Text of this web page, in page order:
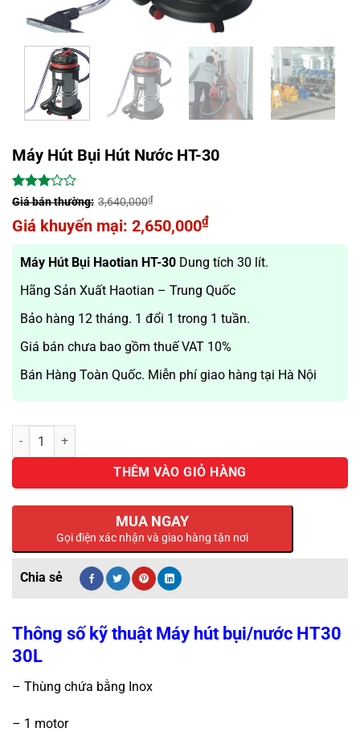
Máy Hút Bụi Hút Nước HT-30
3.01
dựa
1338
đánh
giá
3,640,000₫
Giá
gốc
là:
3,640,000₫.
2,650,000₫
Giá
hiện
tại
là:
2,650,000₫.
Máy Hút Bụi Haotian HT-30 Dung tích 30 lít.
Hãng Sản Xuất Haotian – Trung Quốc
Bảo hàng 12 tháng. 1 đổi 1 trong 1 tuần.
Giá bán chưa bao gồm thuế VAT 10%
Bán Hàng Toàn Quốc. Miễn phí giao hàng tại Hà Nội
Máy Hút Bụi Hút Nước HT-30 số lượng
THÊM VÀO GIỎ HÀNG
MUA NGAY
Gọi điện xác nhận và giao hàng tận nơi
Thông số kỹ thuật Máy hút bụi/nước HT30
30L
– Thùng chứa bằng Inox
– 1 motor